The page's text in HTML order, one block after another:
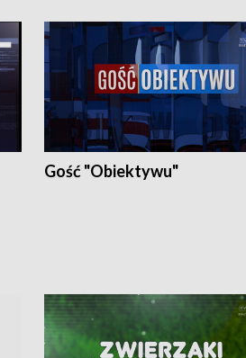
Gość "Obiektywu"